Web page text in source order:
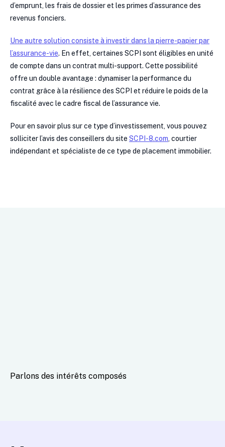
d’emprunt, les frais de dossier et les primes d’assurance des
revenus fonciers.
Une autre solution consiste à investir dans la pierre-papier par
l’assurance-vie. En effet, certaines SCPI sont éligibles en unité
de compte dans un contrat multi-support. Cette possibilité
offre un double avantage : dynamiser la performance du
contrat grâce à la résilience des SCPI et réduire le poids de la
fiscalité avec le cadre fiscal de l’assurance vie.
Pour en savoir plus sur ce type d’investissement, vous pouvez
solliciter l’avis des conseillers du site SCPI-8.com, courtier
indépendant et spécialiste de ce type de placement immobilier.
Parlons des intérêts composés